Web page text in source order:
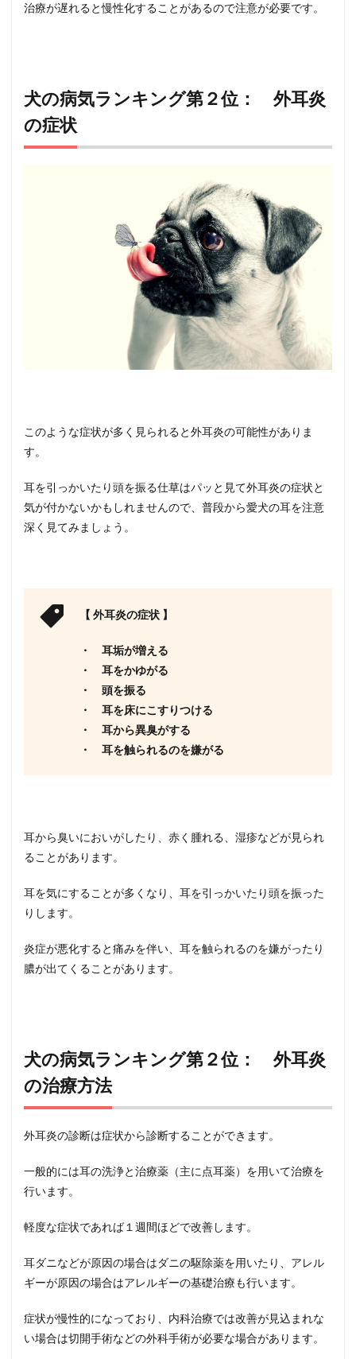
治療が遅れると慢性化することがあるので注意が必要です。
犬の病気ランキング第２位： 外耳炎
の症状
このような症状が多く見られると外耳炎の可能性がありま
す。
耳を引っかいたり頭を振る仕草はパッと見て外耳炎の症状と
気が付かないかもしれませんので、普段から愛犬の耳を注意
深く見てみましょう。
【 外耳炎の症状 】
・ 耳垢が増える
・ 耳をかゆがる
・ 頭を振る
・ 耳を床にこすりつける
・ 耳から異臭がする
・ 耳を触られるのを嫌がる
耳から臭いにおいがしたり、赤く腫れる、湿疹などが見られ
ることがあります。
耳を気にすることが多くなり、耳を引っかいたり頭を振った
りします。
炎症が悪化すると痛みを伴い、耳を触られるのを嫌がったり
膿が出てくることがあります。
犬の病気ランキング第２位： 外耳炎
の治療方法
外耳炎の診断は症状から診断することができます。
一般的には耳の洗浄と治療薬（主に点耳薬）を用いて治療を
行います。
軽度な症状であれば１週間ほどで改善します。
耳ダニなどが原因の場合はダニの駆除薬を用いたり、アレル
ギーが原因の場合はアレルギーの基礎治療も行います。
症状が慢性的になっており、内科治療では改善が見込まれな
い場合は切開手術などの外科手術が必要な場合があります。